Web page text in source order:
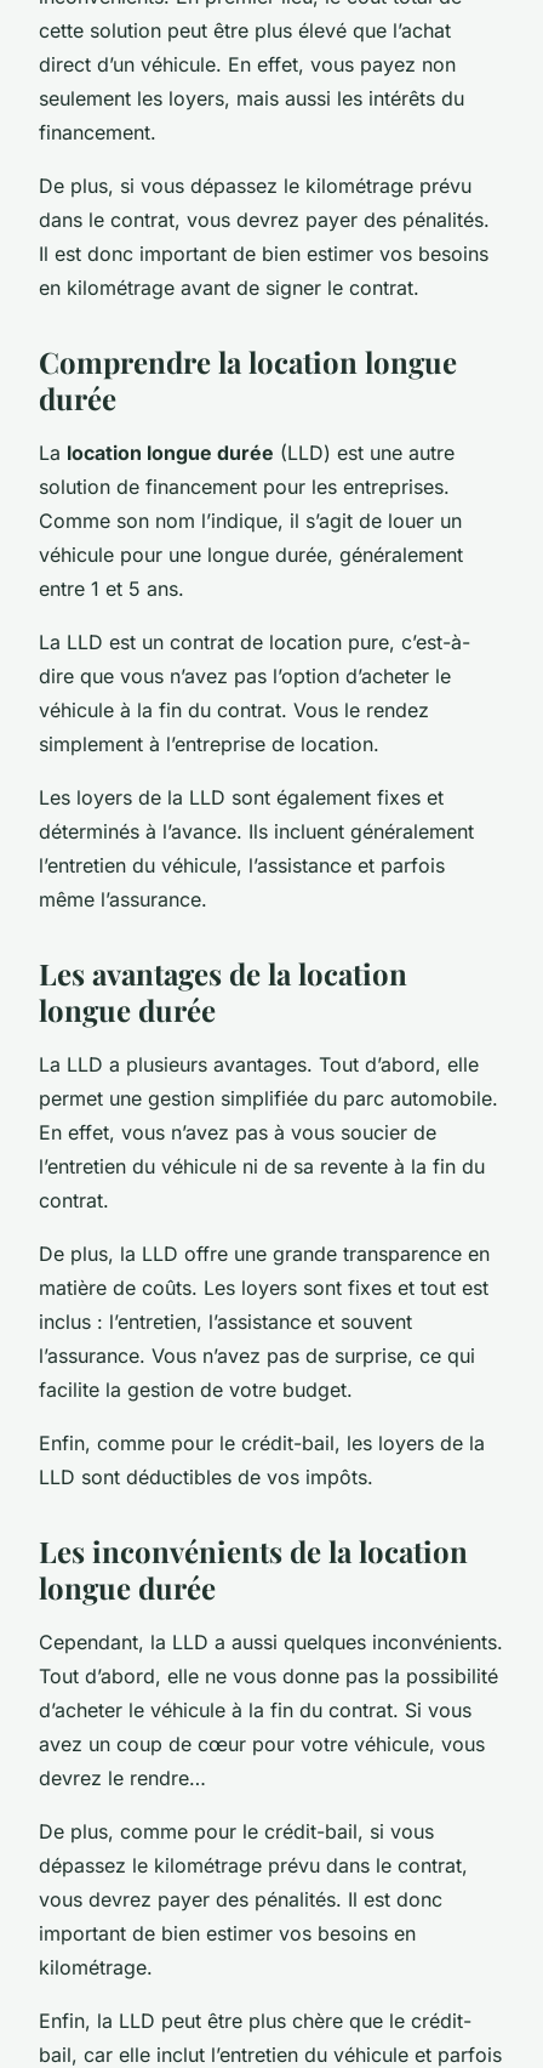
cette solution peut être plus élevé que l’achat
direct d’un véhicule. En effet, vous payez non
seulement les loyers, mais aussi les intérêts du
financement.
De plus, si vous dépassez le kilométrage prévu
dans le contrat, vous devrez payer des pénalités.
Il est donc important de bien estimer vos besoins
en kilométrage avant de signer le contrat.
Comprendre la location longue
durée
La location longue durée (LLD) est une autre
solution de financement pour les entreprises.
Comme son nom l’indique, il s’agit de louer un
véhicule pour une longue durée, généralement
entre 1 et 5 ans.
La LLD est un contrat de location pure, c’est-à-
dire que vous n’avez pas l’option d’acheter le
véhicule à la fin du contrat. Vous le rendez
simplement à l’entreprise de location.
Les loyers de la LLD sont également fixes et
déterminés à l’avance. Ils incluent généralement
l’entretien du véhicule, l’assistance et parfois
même l’assurance.
Les avantages de la location
longue durée
La LLD a plusieurs avantages. Tout d’abord, elle
permet une gestion simplifiée du parc automobile.
En effet, vous n’avez pas à vous soucier de
l’entretien du véhicule ni de sa revente à la fin du
contrat.
De plus, la LLD offre une grande transparence en
matière de coûts. Les loyers sont fixes et tout est
inclus : l’entretien, l’assistance et souvent
l’assurance. Vous n’avez pas de surprise, ce qui
facilite la gestion de votre budget.
Enfin, comme pour le crédit-bail, les loyers de la
LLD sont déductibles de vos impôts.
Les inconvénients de la location
longue durée
Cependant, la LLD a aussi quelques inconvénients.
Tout d’abord, elle ne vous donne pas la possibilité
d’acheter le véhicule à la fin du contrat. Si vous
avez un coup de cœur pour votre véhicule, vous
devrez le rendre…
De plus, comme pour le crédit-bail, si vous
dépassez le kilométrage prévu dans le contrat,
vous devrez payer des pénalités. Il est donc
important de bien estimer vos besoins en
kilométrage.
Enfin, la LLD peut être plus chère que le crédit-
bail, car elle inclut l’entretien du véhicule et parfois